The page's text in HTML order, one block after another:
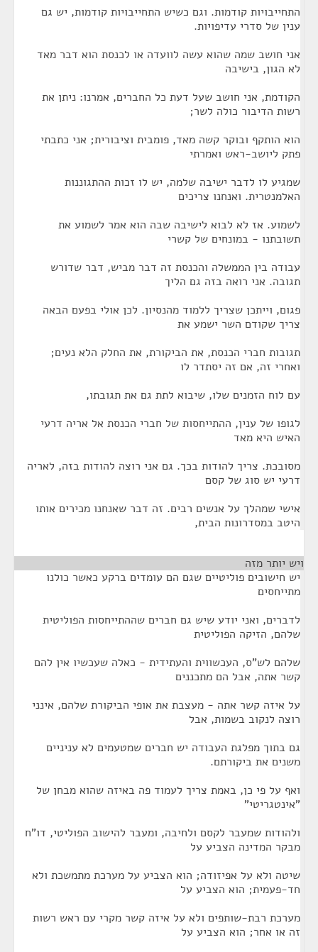
התחייבויות קודמות. וגם כשיש התחייבויות קודמות, יש גם
ענין של סדרי עדיפויות.
אני חושב שמה שהוא עשה לוועדה או לכנסת הוא דבר מאד
לא הגון, בישיבה
הקודמת, אני חושב שעל דעת כל החברים, אמרנו: ניתן את
רשות הדיבור כולה לשר;
הוא הותקף ובוקר קשה מאד, פומבית וציבורית; אני כתבתי
פתק ליושב-ראש ואמרתי
שמגיע לו לדבר ישיבה שלמה, יש לו זכות ההתגוננות
האלמנטרית. ואנחנו צריכים
לשמוע. אז לא לבוא לישיבה שבה הוא אמר לשמוע את
תשובתנו - במונחים של קשרי
עבודה בין הממשלה והכנסת זה דבר מביש, דבר שדורש
תגובה. אני רואה בזה גם הליך
פגום, וייתכן שצריך ללמוד מהנסיון. לכן אולי בפעם הבאה
צריך שקודם השר ישמע את
תגובות חברי הכנסת, את הביקורת, את החלק הלא נעים;
ואחרי זה, אם זה יסתדר לו
עם לוח הזמנים שלו, שיבוא לתת גם את תגובתו,
לגופו של ענין, ההתייחסות של חברי הכנסת אל אריה דרעי
האיש היא מאד
מסובכת. צריך להודות בכך. גם אני רוצה להודות בזה, לאריה
דרעי יש סוג של קסם
אישי שמהלך על אנשים רבים. זה דבר שאנחנו מכירים אותו
היטב במסדרונות הבית,
ויש יותר מזה
יש חישובים פוליטיים שגם הם עומדים ברקע כאשר כולנו
מתייחסים
לדברים, ואני יודע שיש גם חברים שההתייחסות הפוליטית
שלהם, הזיקה הפוליטית
שלהם לש"ס, העכשווית והעתידית - כאלה שעכשיו אין להם
קשר אתה, אבל הם מתכננים
על איזה קשר אתה - מעצבת את אופי הביקורת שלהם, אינני
רוצה לנקוב בשמות, אבל
גם בתוך מפלגת העבודה יש חברים שמטעמים לא עניניים
משנים את ביקורתם.
ואף על פי כן, באמת צריך לעמוד פה באיזה שהוא מבחן של
"אינטגריטי"
ולהודות שמעבר לקסם ולחיבה, ומעבר להישוב הפוליטי, דו"ח
מבקר המדינה הצביע על
שיטה ולא על אפיזודה; הוא הצביע על מערכת מתמשכת ולא
חד-פעמית; הוא הצביע על
מערכת רבת-שותפים ולא על איזה קשר מקרי עם ראש רשות
זה או אחר; הוא הצביע על